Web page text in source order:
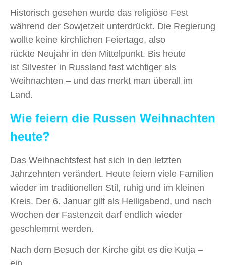
Historisch gesehen wurde das religiöse Fest
während der Sowjetzeit unterdrückt. Die Regierung
wollte keine kirchlichen Feiertage, also
rückte Neujahr in den Mittelpunkt. Bis heute
ist Silvester in Russland fast wichtiger als
Weihnachten – und das merkt man überall im
Land.
Wie feiern die Russen Weihnachten
heute?
Das Weihnachtsfest hat sich in den letzten
Jahrzehnten verändert. Heute feiern viele Familien
wieder im traditionellen Stil, ruhig und im kleinen
Kreis. Der 6. Januar gilt als Heiligabend, und nach
Wochen der Fastenzeit darf endlich wieder
geschlemmt werden.
Nach dem Besuch der Kirche gibt es die Kutja –